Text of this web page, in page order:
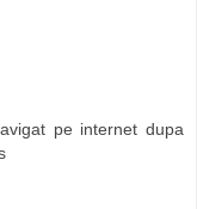
pe internet dupa